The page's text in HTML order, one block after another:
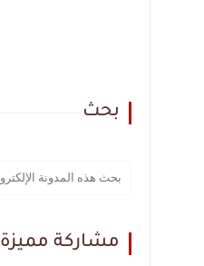
بحث
مشاركة مميزة